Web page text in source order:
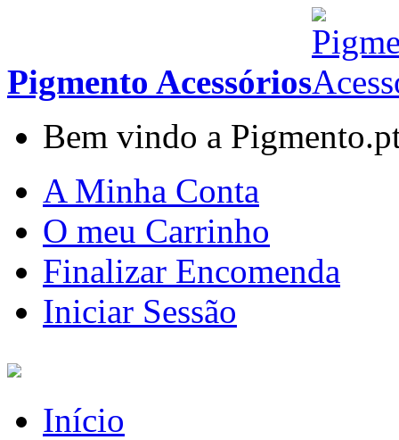
Pigmento Acessórios
Bem vindo a
A Minha Conta
O meu Carrinho
Finalizar Encomenda
Iniciar Sessão
Início